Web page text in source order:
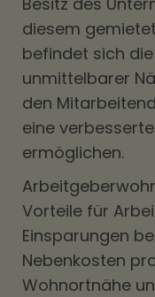
diesem
befindet sich
unmittelbarer
den
eine verbesserte
ermöglichen.
Vorteile für
Einsparungen
Nebenkosten
Wohnortnähe